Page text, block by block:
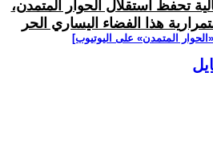
تحفظ استقلال الحوار المتمدن،
هذا الفضاء اليساري الحر
المتمدن» على اليوتيوب]